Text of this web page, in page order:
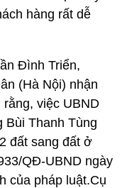
hàng rất dễ
Đình Triển,
(Hà Nội) nhận
việc UBND
Bùi Thanh Tùng
đất sang đất ở
QĐ-UBND ngày
của pháp luật.Cụ